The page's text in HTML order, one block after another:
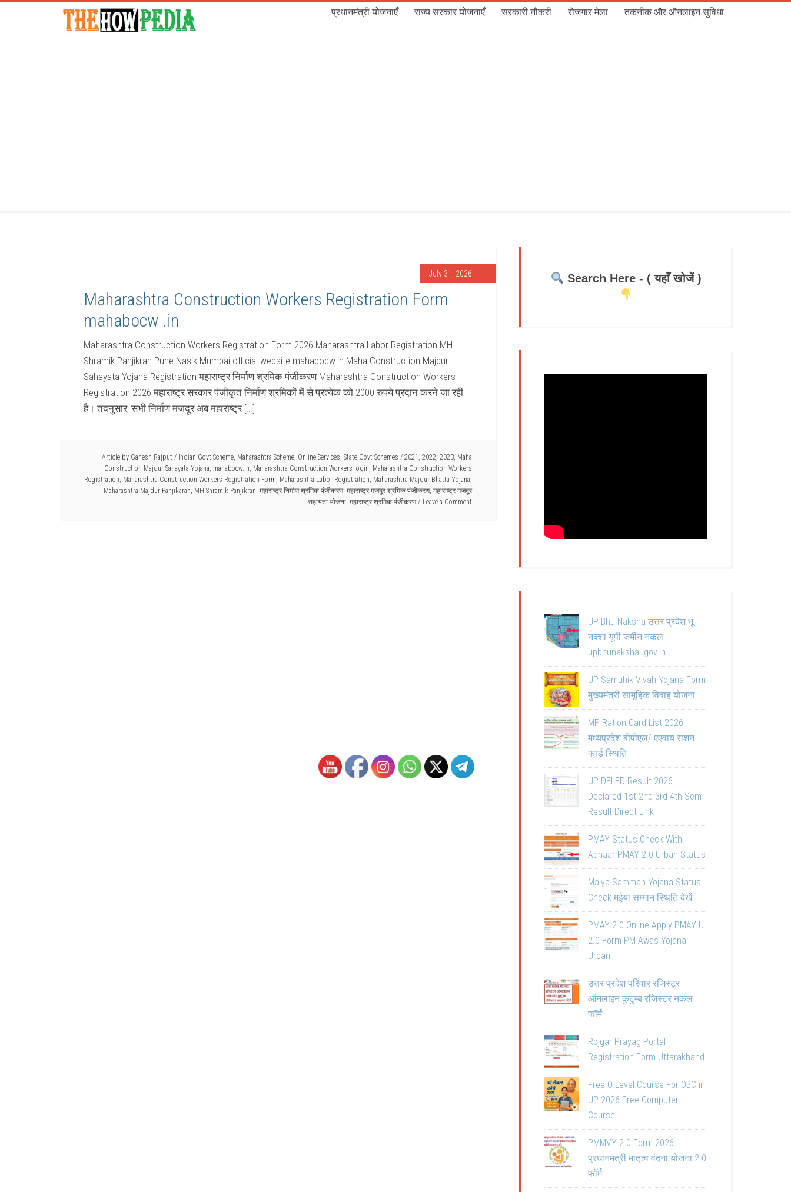
प्रधानमंत्री योजनाएँ राज्य सरकार योजनाएँ सरकारी नौकरी रोजगार मेला तकनीक और ऑनलाइन सुविधा
July 31, 2026
Maharashtra Construction Workers Registration Form
mahabocw .in
Maharashtra Construction Workers Registration Form 2026 Maharashtra Labor Registration MH
Shramik Panjikran Pune Nasik Mumbai official website mahabocw.in Maha Construction Majdur
Sahayata Yojana Registration महाराष्ट्र निर्माण श्रमिक पंजीकरण Maharashtra Construction Workers
Registration 2026 महाराष्ट्र सरकार पंजीकृत निर्माण श्रमिकों में से प्रत्येक को 2000 रुपये प्रदान करने जा रही
है। तदनुसार, सभी निर्माण मजदूर अब महाराष्ट्र […]
Article by Ganesh Rajput / Indian Govt Scheme, Maharashtra Scheme, Online Services, State Govt Schemes / 2021 , 2022, 2023, Maha
Construction Majdur Sahayata Yojana, mahabocw.in, Maharashtra Construction Workers login, Maharashtra Construction Workers
Registration, Maharashtra Construction Workers Registration Form, Maharashtra Labor Registration, Maharashtra Majdur Bhatta Yojana,
Maharashtra Majdur Panjikaran, MH Shramik Panjikran, महाराष्ट्र निर्माण श्रमिक पंजीकरण, महाराष्ट्र मजदूर श्रमिक पंजीकरण, महाराष्ट्र मजदूर
सहायता योजना, महाराष्ट्र श्रमिक पंजीकरण Leave a Comment
Search Here - ( यहाँ खोजें )
UP Bhu Naksha उत्तर प्रदेश भू
नक्शा यूपी जमीन नकल
upbhunaksha .gov.in
UP Samuhik Vivah Yojana Form
मुख्यमंत्री सामूहिक विवाह योजना
MP Ration Card List 2026
मध्यप्रदेश बीपीएल/ एएवाय राशन
कार्ड स्थिति
UP DELED Result 2026
Declared 1st 2nd 3rd 4th Sem
Result Direct Link
PMAY Status Check With
Adhaar PMAY 2.0 Urban Status
Maiya Samman Yojana Status
Check मईया सम्मान स्थिति देखें
PMAY 2.0 Online Apply PMAY-U
2.0 Form PM Awas Yojana
Urban
उत्तर प्रदेश परिवार रजिस्टर
ऑनलाइन कुटुम्ब रजिस्टर नकल
फॉर्म
Rojgar Prayag Portal
Registration Form Uttarakhand
Free O Level Course For OBC in
UP 2026 Free Computer
Course
PMMVY 2.0 Form 2026
प्रधानमंत्री मातृत्व वंदना योजना 2.0
फॉर्म